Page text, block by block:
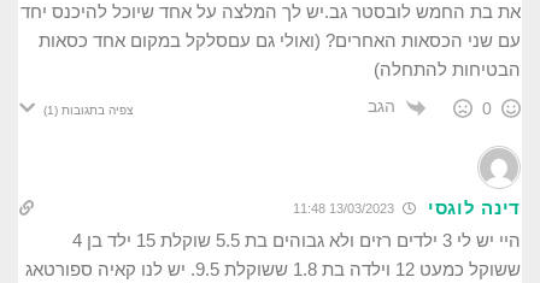
את בת החמש לובסטר גב.יש לך המלצה על אחד שיוכל להיכנס יחד
עם שני הכסאות האחרים? (ואולי גם עםסלקל במקום אחד כסאות
הבטיחות להתחלה)
0 הגב צפיה בתגובות (1)
דינה לוגסי
היי יש לי 3 ילדים רזים ולא גבוהים בת 5.5 שוקלת 15 ילד בן 4
ששוקל כמעט 12 וילדה בת 1.8 ששוקלת 9.5. יש לנו קאיה ספורטאג